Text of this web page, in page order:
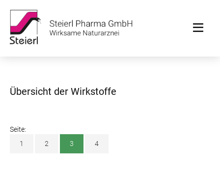
Übersicht der Wirkstoffe
Seite:
1
2 3 4